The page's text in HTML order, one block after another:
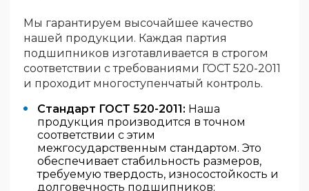
Мы гарантируем высочайшее качество
нашей продукции. Каждая партия
подшипников изготавливается в строгом
соответствии с требованиями ГОСТ 520-2011
и проходит многоступенчатый контроль.
Стандарт ГОСТ 520-2011: Наша
продукция производится в точном
соответствии с этим
межгосударственным стандартом. Это
обеспечивает стабильность размеров,
требуемую твердость, износостойкость и
долговечность подшипников;